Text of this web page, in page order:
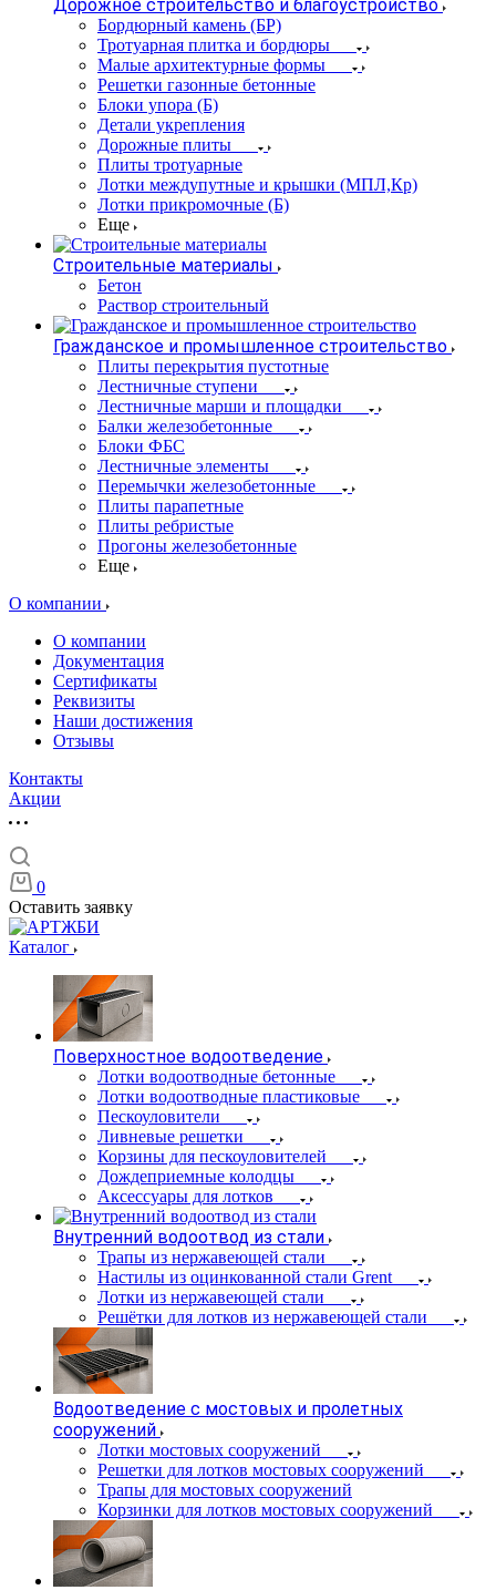
Дорожное строительство и благоустройство
Бордюрный камень (БР)
Тротуарная плитка и бордюры
Малые архитектурные формы
Решетки газонные бетонные
Блоки упора (Б)
Детали укрепления
Дорожные плиты
Плиты тротуарные
Лотки междупутные и крышки (МПЛ,Кр)
Лотки прикромочные (Б)
Еще
Строительные материалы
Бетон
Раствор строительный
Гражданское и промышленное строительство
Плиты перекрытия пустотные
Лестничные ступени
Лестничные марши и площадки
Балки железобетонные
Блоки ФБС
Лестничные элементы
Перемычки железобетонные
Плиты парапетные
Плиты ребристые
Прогоны железобетонные
Еще
О компании
О компании
Документация
Сертификаты
Реквизиты
Наши достижения
Отзывы
Контакты
Акции
0
Оставить заявку
Каталог
Поверхностное водоотведение
Лотки водоотводные бетонные
Лотки водоотводные пластиковые
Пескоуловители
Ливневые решетки
Корзины для пескоуловителей
Дождеприемные колодцы
Аксессуары для лотков
Внутренний водоотвод из стали
Трапы из нержавеющей стали
Настилы из оцинкованной стали Grent
Лотки из нержавеющей стали
Решётки для лотков из нержавеющей стали
Водоотведение с мостовых и пролетных
сооружений
Лотки мостовых сооружений
Решетки для лотков мостовых сооружений
Трапы для мостовых сооружений
Корзинки для лотков мостовых сооружений